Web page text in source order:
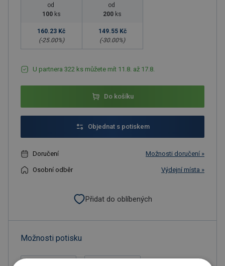
od
100 ks
160.23 Kč
(-25.00%)
od
200 ks
149.55 Kč
(-30.00%)
U partnera 322 ks můžete mít 11.8. až 17.8.
Do košíku
Objednat s potiskem
Doručení Možnosti doručení »
Osobní odběr Výdejní místa »
Přidat do oblíbených
Možnosti potisku